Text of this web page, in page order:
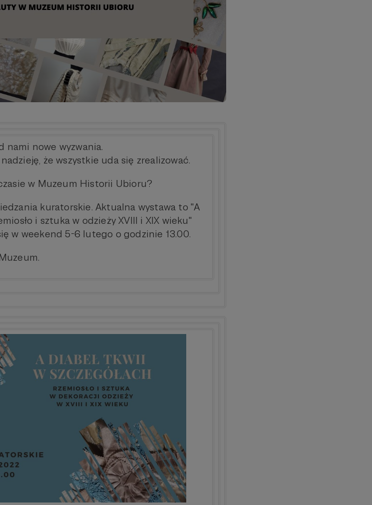
nami nowe wyzwania.
że wszystkie uda się zrealizować.
w Muzeum Historii Ubioru?
kuratorskie. Aktualna wystawa to "A
i sztuka w odzieży XVIII i XIX wieku"
w weekend 5-6 lutego o godzinie 13.00.